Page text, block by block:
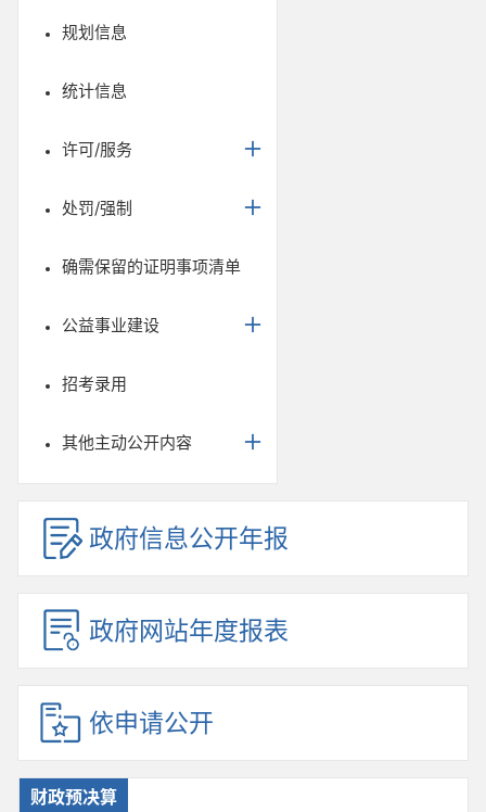
规划信息
统计信息
许可/服务
处罚/强制
确需保留的证明事项清单
公益事业建设
招考录用
其他主动公开内容
政府信息公开年报
政府网站年度报表
依申请公开
财政预决算